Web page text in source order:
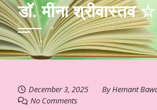
डाॅ. मीना श्रीवास्तव ☆
December 3, 2025 ByHemant
No Comments